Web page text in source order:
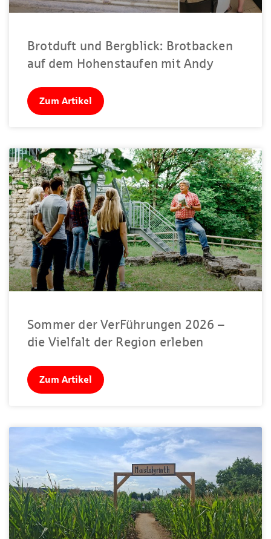
Brotduft und Bergblick: Brotbacken
auf dem Hohenstaufen mit Andy
Zum Artikel
Sommer der VerFührungen 2026 –
die Vielfalt der Region erleben
Zum Artikel